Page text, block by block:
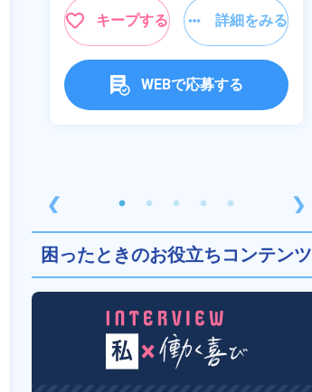
❮
キープする 詳細をみる
WEBで応募する
❯
困ったときのお役立ちコンテンツ